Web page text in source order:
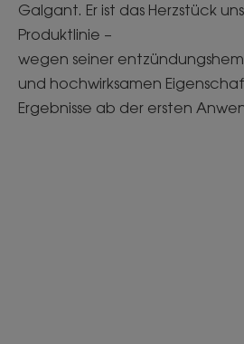
Galgant. Er ist das Herzstück
Produktlinie –
wegen seiner
und hochwirksamen
Ergebnisse ab der ersten